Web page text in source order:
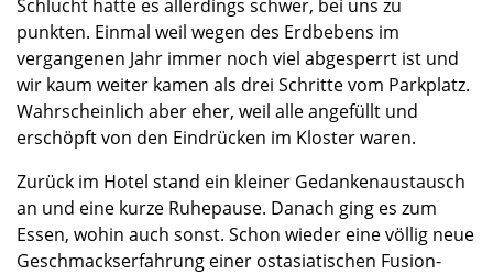
Schlucht hatte es allerdings schwer, bei uns zu
punkten. Einmal weil wegen des Erdbebens im
vergangenen Jahr immer noch viel abgesperrt ist und
wir kaum weiter kamen als drei Schritte vom Parkplatz.
Wahrscheinlich aber eher, weil alle angefüllt und
erschöpft von den Eindrücken im Kloster waren.
Zurück im Hotel stand ein kleiner Gedankenaustausch
an und eine kurze Ruhepause. Danach ging es zum
Essen, wohin auch sonst. Schon wieder eine völlig neue
Geschmackserfahrung einer ostasiatischen Fusion-